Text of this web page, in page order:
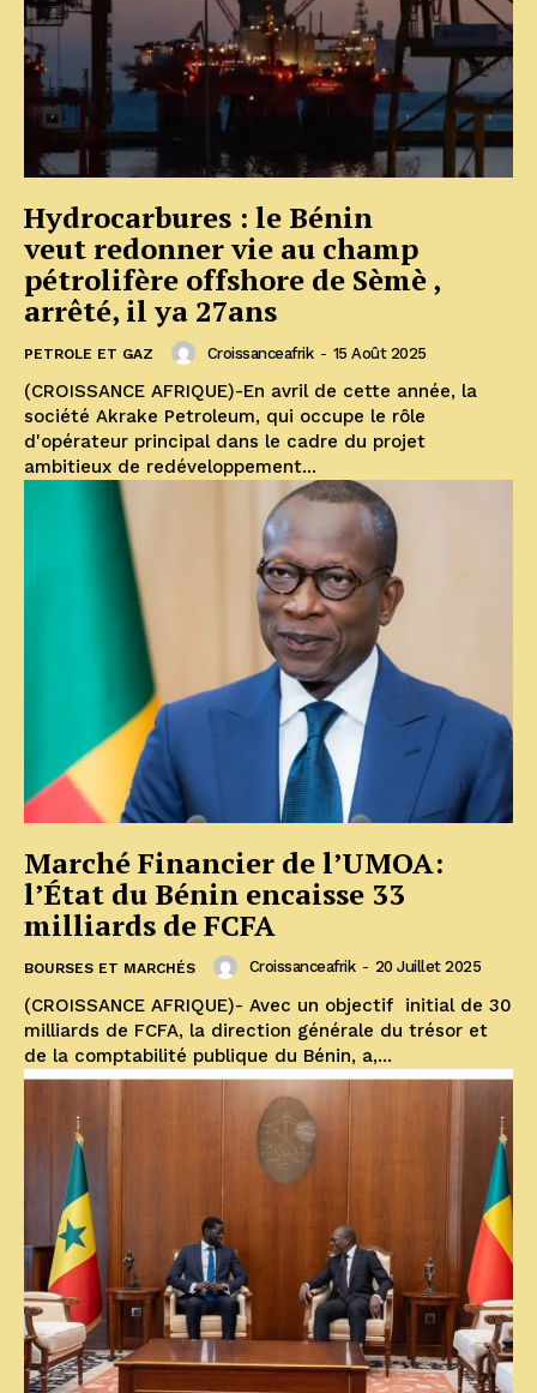
Hydrocarbures : le Bénin
veut redonner vie au champ
pétrolifère offshore de Sèmè ,
arrêté, il ya 27ans
PETROLE ET GAZ Croissanceafrik - 15 Août 2025
(CROISSANCE AFRIQUE)-En avril de cette année, la
société Akrake Petroleum, qui occupe le rôle
d'opérateur principal dans le cadre du projet
ambitieux de redéveloppement...
Marché Financier de l’UMOA:
l’État du Bénin encaisse 33
milliards de FCFA
BOURSES ET MARCHÉS Croissanceafrik - 20 Juillet 2025
(CROISSANCE AFRIQUE)- Avec un objectif initial de 30
milliards de FCFA, la direction générale du trésor et
de la comptabilité publique du Bénin, a,...